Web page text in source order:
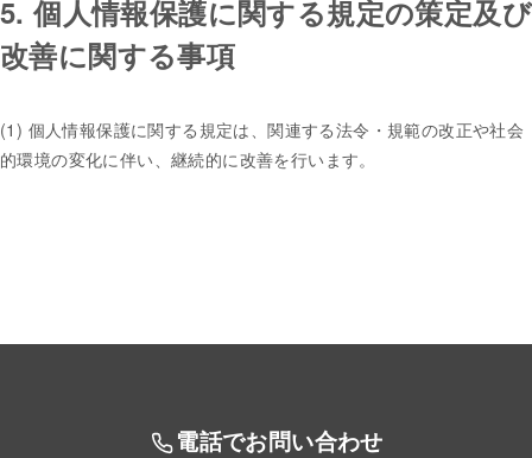
5. 個人情報保護に関する規定の策定及び
改善に関する事項
(1) 個人情報保護に関する規定は、関連する法令・規範の改正や社会
的環境の変化に伴い、継続的に改善を行います。
電話でお問い合わせ